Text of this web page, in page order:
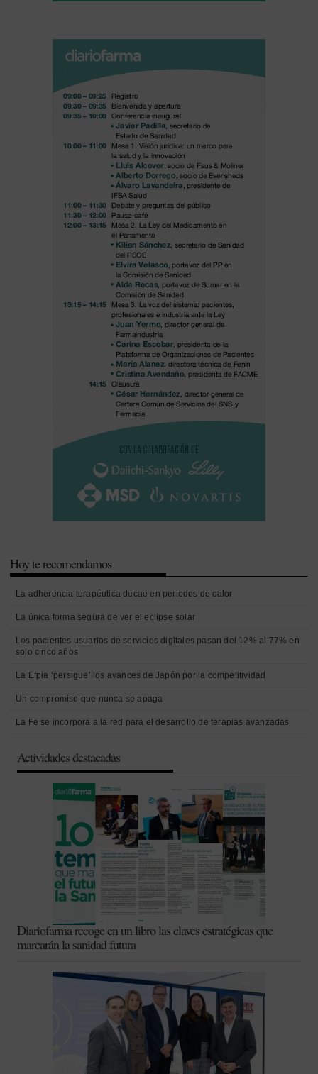
Hoy te recomendamos
La adherencia terapéutica decae en periodos de calor
La única forma segura de ver el eclipse solar
Los pacientes usuarios de servicios digitales pasan del 12% al 77% en
solo cinco años
La Efpia ‘persigue’ los avances de Japón por la competitividad
Un compromiso que nunca se apaga
La Fe se incorpora a la red para el desarrollo de terapias avanzadas
Actividades destacadas
Diariofarma recoge en un libro las claves estratégicas que
marcarán la sanidad futura